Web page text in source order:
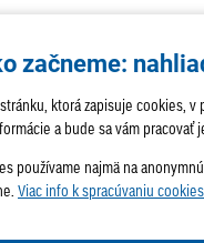
začneme:
ktorá zapisuje cookies,
a bude sa vám pracovať
používame najmä na
Viac info k spracúvaniu